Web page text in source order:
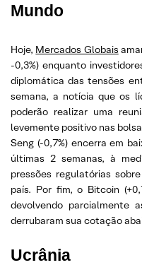
Mundo
Hoje, Mercados Globais
-0,3%) enquanto
diplomática das tensões
semana, a notícia que os
poderão realizar uma
levemente positivo nas
Seng (-0,7%) encerra em
últimas 2 semanas, à
pressões regulatórias
país. Por fim, o Bitcoin
devolvendo parcialmente
derrubaram sua cotação
Ucrânia